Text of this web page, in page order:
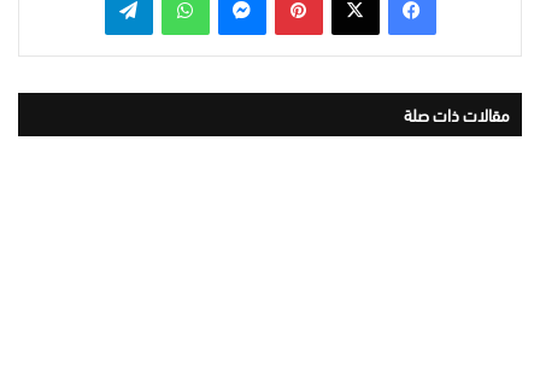
مقالات ذات صلة